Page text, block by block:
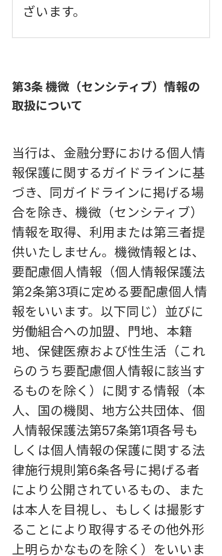
ざいます。
第3条 機微（センシティブ）情報の
取扱について
当行は、金融分野における個人情
報保護に関するガイドラインに基
づき、同ガイドラインに掲げる場
合を除き、機微（センシティブ）
情報を取得、利用または第三者提
供いたしません。機微情報とは、
要配慮個人情報（個人情報保護法
第2条第3項に定める要配慮個人情
報をいいます。以下同じ）並びに
労働組合への加盟、門地、本籍
地、保健医療および性生活（これ
らのうち要配慮個人情報に該当す
るものを除く）に関する情報（本
人、国の機関、地方公共団体、個
人情報保護法第57条第1項各号も
しくは個人情報の保護に関する法
律施行規則第6条各号に掲げる者
により公開されているもの、また
は本人を目視し、もしくは撮影す
ることにより取得するその他外形
上明らかなものを除く）をいいま